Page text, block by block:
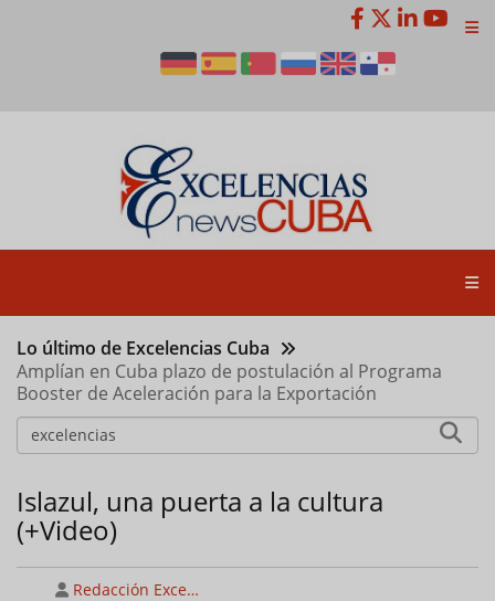
Lo último de Excelencias Cuba
Amplían en Cuba plazo de postulación al Programa
Booster de Aceleración para la Exportación
Islazul, una puerta a la cultura
(+Video)
Redacción Exce…